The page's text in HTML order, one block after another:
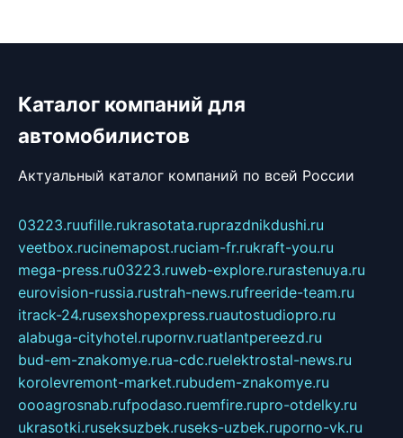
Каталог компаний для
автомобилистов
Актуальный каталог компаний по всей России
03223.ruufille.rukrasotata.ruprazdnikdushi.ru
veetbox.rucinemapost.ruciam-fr.rukraft-you.ru
mega-press.ru03223.ruweb-explore.rurastenuya.ru
eurovision-russia.rustrah-news.rufreeride-team.ru
itrack-24.rusexshopexpress.ruautostudiopro.ru
alabuga-cityhotel.rupornv.ruatlantpereezd.ru
bud-em-znakomye.rua-cdc.ruelektrostal-news.ru
korolevremont-market.rubudem-znakomye.ru
oooagrosnab.rufpodaso.ruemfire.rupro-otdelky.ru
ukrasotki.ruseksuzbek.ruseks-uzbek.ruporno-vk.ru